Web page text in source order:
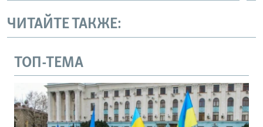
ЧИТАЙТЕ ТАКЖЕ:
ТОП-ТЕМА